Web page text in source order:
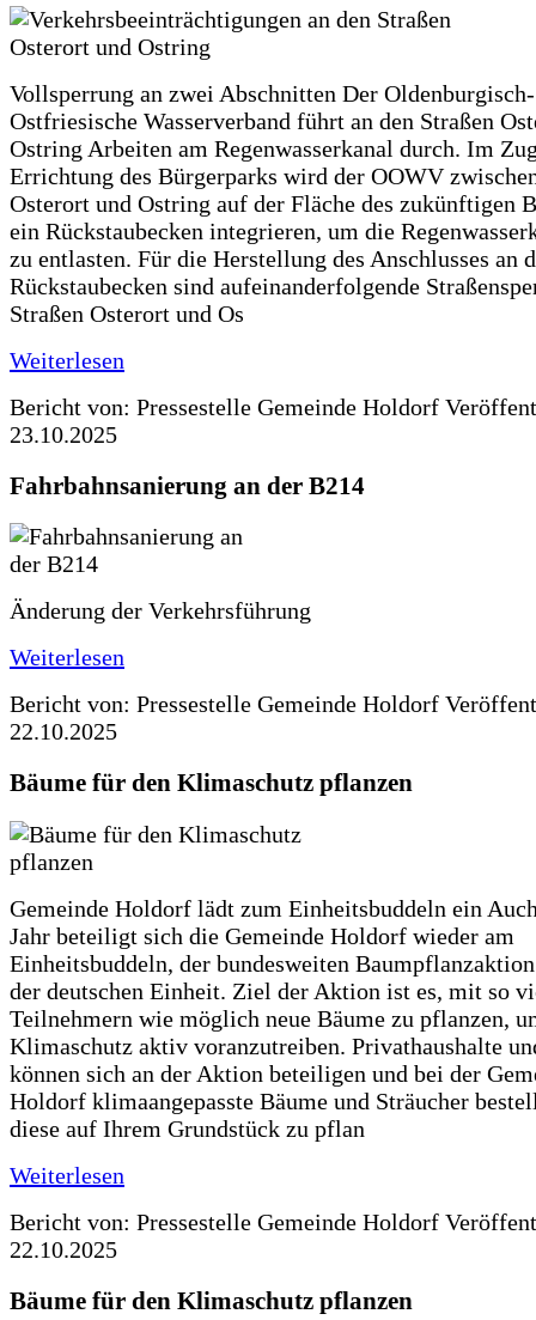
Vollsperrung an zwei Abschnitten Der Oldenburgisch-
Ostfriesische Wasserverband führt an den Straßen
Ostring Arbeiten am Regenwasserkanal durch. Im
Errichtung des Bürgerparks wird der OOWV
Osterort und Ostring auf der Fläche des zukünftigen
ein Rückstaubecken integrieren, um die
zu entlasten. Für die Herstellung des Anschlusses an
Rückstaubecken sind aufeinanderfolgende
Straßen Osterort und Os
Weiterlesen
Bericht von: Pressestelle Gemeinde Holdorf
23.10.2025
Fahrbahnsanierung an der B214
Änderung der Verkehrsführung
Weiterlesen
Bericht von: Pressestelle Gemeinde Holdorf
22.10.2025
Bäume für den Klimaschutz pflanzen
Gemeinde Holdorf lädt zum Einheitsbuddeln ein
Jahr beteiligt sich die Gemeinde Holdorf wieder am
Einheitsbuddeln, der bundesweiten
der deutschen Einheit. Ziel der Aktion ist es, mit so
Teilnehmern wie möglich neue Bäume zu pflanzen,
Klimaschutz aktiv voranzutreiben. Privathaushalte
können sich an der Aktion beteiligen und bei der
Holdorf klimaangepasste Bäume und Sträucher
diese auf Ihrem Grundstück zu pflan
Weiterlesen
Bericht von: Pressestelle Gemeinde Holdorf
22.10.2025
Bäume für den Klimaschutz pflanzen